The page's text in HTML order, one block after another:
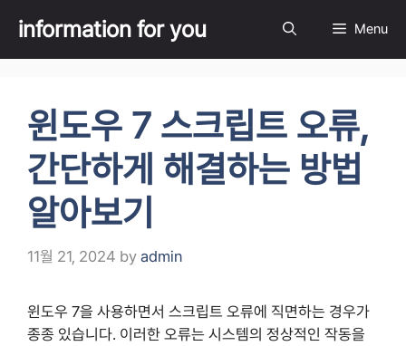
content
information for you Menu
윈도우 7 스크립트 오류,
간단하게 해결하는 방법
알아보기
11월 21, 2024 by admin
윈도우 7을 사용하면서 스크립트 오류에 직면하는 경우가
종종 있습니다. 이러한 오류는 시스템의 정상적인 작동을